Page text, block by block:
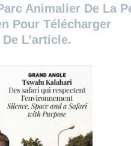
Animalier De La
Pour Télécharger
L’article.